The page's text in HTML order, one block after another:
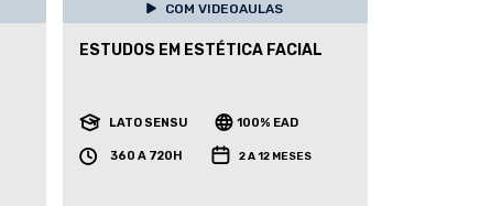
COM VIDEOAULAS
ESTUDOS EM ESTÉTICA FACIAL
LATO SENSU 100% EAD
360 A 720H 2 A 12 MESES